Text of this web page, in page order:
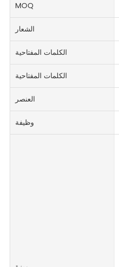
MOQ
الشعار
الكلمات المفتاحية
الكلمات المفتاحية
العنصر
وظيفة